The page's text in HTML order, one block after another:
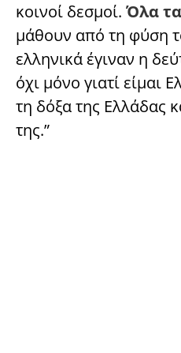
κοινοί δεσμοί. Όλα
μάθουν από τη φύση
ελληνικά έγιναν η
όχι μόνο γιατί είμαι
τη δόξα της Ελλάδας
της.”